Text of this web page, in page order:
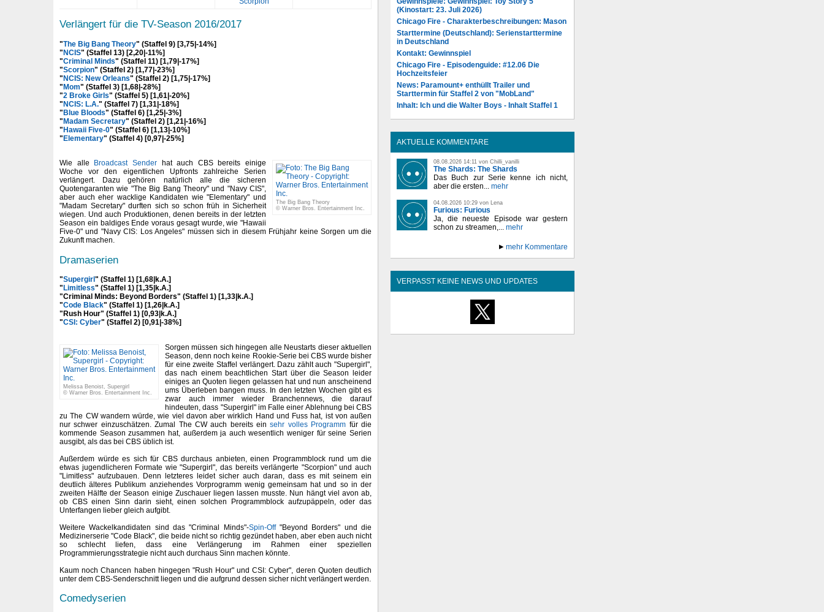
Verlängert für die TV-Season 2016/2017
"The Big Bang Theory" (Staffel 9) [3,75|-14%]
" NCIS" (Staffel 13) [2,20|-11%]
"Criminal Minds" (Staffel 11) [1,79|-17%]
"Scorpion" (Staffel 2) [1,77|-23%]
" NCIS: New Orleans" (Staffel 2) [1,75|-17%]
" Mom" (Staffel 3) [1,68|-28%]
"2 Broke Girls" (Staffel 5) [1,61|-20%]
" NCIS: L.A." (Staffel 7) [1,31|-18%]
" Blue Bloods" (Staffel 6) [1,25|-3%]
" Madam Secretary" (Staffel 2) [1,21|-16%]
" Hawaii Five-0" (Staffel 6) [1,13|-10%]
" Elementary" (Staffel 4) [0,97|-25%]
The Big Bang Theory
© Warner Bros. Entertainment Inc.
Wie alle Broadcast Senderhat auch CBS bereits einige
Woche vor den eigentlichen Upfronts zahlreiche Serien
verlängert. Dazu gehören natürlich alle die sicheren
Quotengaranten wie "The Big Bang Theory" und "Navy CIS",
aber auch eher wacklige Kandidaten wie "Elementary" und
"Madam Secretary" durften sich so schon früh in Sicherheit
wiegen. Und auch Produktionen, denen bereits in der letzten
Season ein baldiges Ende voraus gesagt wurde, wie "Hawaii
Five-0" und "Navy CIS: Los Angeles" müssen sich in diesem Frühjahr keine Sorgen um die
Zukunft machen.
Dramaserien
"Supergirl " (Staffel 1) [1,68|k.A.]
" Limitless" (Staffel 1) [1,35|k.A.]
"Criminal Minds: Beyond Borders" (Staffel 1) [1,33|k.A.]
"Code Black" (Staffel 1) [1,26|k.A.]
"Rush Hour" (Staffel 1) [0,93|k.A.]
"CSI: Cyber" (Staffel 2) [0,91|-38%]
Melissa Benoist, Supergirl
© Warner Bros. Entertainment Inc.
Sorgen müssen sich hingegen alle Neustarts dieser aktuellen
Season, denn noch keine Rookie-Serie bei CBS wurde bisher
für eine zweite Staffel verlängert. Dazu zählt auch "Supergirl",
das nach einem beachtlichen Start über die Season leider
einiges an Quoten liegen gelassen hat und nun anscheinend
ums Überleben bangen muss. In den letzten Wochen gibt es
zwar auch immer wieder Branchennews, die darauf
hindeuten, dass "Supergirl" im Falle einer Ablehnung bei CBS
zu The CW wandern würde, wie viel davon aber wirklich Hand und Fuss hat, ist von außen
nur schwer einzuschätzen. Zumal The CW auch bereits einsehr volles Programm für die
kommende Season zusammen hat, außerdem ja auch wesentlich weniger für seine Serien
ausgibt, als das bei CBS üblich ist.
Außerdem würde es sich für CBS durchaus anbieten, einen Programmblock rund um die
etwas jugendlicheren Formate wie "Supergirl", das bereits verlängerte "Scorpion" und auch
"Limitless" aufzubauen. Denn letzteres leidet sicher auch daran, dass es mit seinem ein
deutlich älteres Publikum anziehendes Vorprogramm wenig gemeinsam hat und so in der
zweiten Hälfte der Season einige Zuschauer liegen lassen musste. Nun hängt viel avon ab,
ob CBS einen Sinn darin sieht, einen solchen Programmblock aufzupäppeln, oder das
Unterfangen lieber gleich aufgibt.
Weitere Wackelkandidaten sind das "Criminal Minds"-Spin-Off"Beyond Borders" und die
Medizinerserie "Code Black", die beide nicht so richtig gezündet haben, aber eben auch nicht
so schlecht liefen, dass eine Verlängerung im Rahmen einer speziellen
Programmierungsstrategie nicht auch durchaus Sinn machen könnte.
Kaum noch Chancen haben hingegen "Rush Hour" und CSI: Cyber", deren Quoten deutlich
unter dem CBS-Senderschnitt liegen und die aufgrund dessen sicher nicht verlängert werden.
Comedyserien
(Kinostart: 23. Juli 2026)
Chicago Fire - Charakterbeschreibungen: Mason
Starttermine (Deutschland): Serienstarttermine
in Deutschland
Kontakt: Gewinnspiel
Chicago Fire - Episodenguide: #12.06 Die
Hochzeitsfeier
News: Paramount+ enthüllt Trailer und
Starttermin für Staffel 2 von "MobLand"
Inhalt: Ich und die Walter Boys - Inhalt Staffel 1
AKTUELLE KOMMENTARE
08.08.2026 14:11 von Chilli_vanilli
The Shards: The Shards
Das Buch zur Serie kenne ich nicht,
aber die ersten... mehr
04.08.2026 10:29 von Lena
Furious: Furious
Ja, die neueste Episode war gestern
schon zu streamen,... mehr
mehr Kommentare
VERPASST KEINE NEWS UND UPDATES